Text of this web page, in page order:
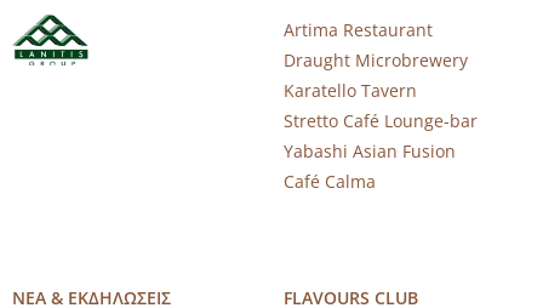
Artima Restaurant
Draught Microbrewery
Karatello Tavern
Stretto Café Lounge-bar
Yabashi Asian Fusion
Café Calma
ΝΕΑ & ΕΚΔΗΛΩΣΕΙΣ FLAVOURS CLUB